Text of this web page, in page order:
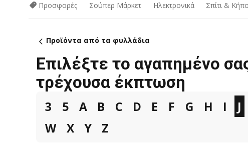
Προσφορές Σούπερ Μάρκετ Hλεκτρονικά Σπίτι &
Προϊόντα από τα φυλλάδια
Επιλέξτε το αγαπημένο
τρέχουσα έκπτωση
3 5 A B C D E F G H I J
W
X Y Z